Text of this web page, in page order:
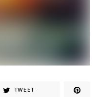
TWEET